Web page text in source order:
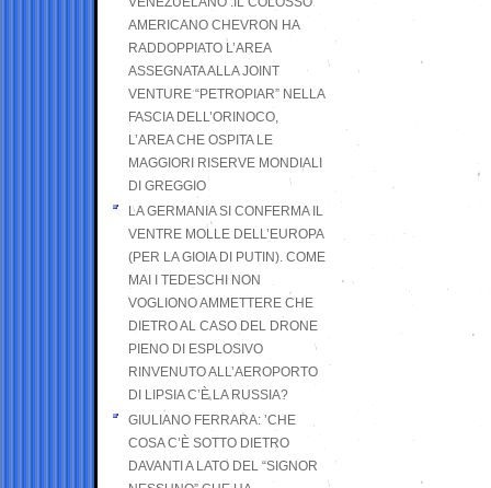
AMERICANO CHEVRON HA
RADDOPPIATO L’AREA
ASSEGNATA ALLA JOINT
VENTURE “PETROPIAR” NELLA
FASCIA DELL’ORINOCO,
L’AREA CHE OSPITA LE
MAGGIORI RISERVE MONDIALI
DI GREGGIO
LA GERMANIA SI CONFERMA IL
VENTRE MOLLE DELL’EUROPA
(PER LA GIOIA DI PUTIN). COME
MAI I TEDESCHI NON
VOGLIONO AMMETTERE CHE
DIETRO AL CASO DEL DRONE
PIENO DI ESPLOSIVO
RINVENUTO ALL’AEROPORTO
DI LIPSIA C’È LA RUSSIA?
GIULIANO FERRARA: ’CHE
COSA C’È SOTTO DIETRO
DAVANTI A LATO DEL “SIGNOR